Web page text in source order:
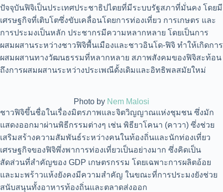
ปัจจุบันฟิจิเป็นประเทศประชาธิปไตยที่มีระบบรัฐสภาที่มั่นคง โดยมี
เศรษฐกิจที่เติบโตซึ่งขับเคลื่อนโดยการท่องเที่ยว การเกษตร และ
การประมงเป็นหลัก ประชากรมีความหลากหลาย โดยเป็นการ
ผสมผสานระหว่างชาวฟิจิพื้นเมืองและชาวอินโด-ฟิจิ ทำให้เกิดการ
ผสมผสานทางวัฒนธรรมที่หลากหลาย สภาพสังคมของฟิจิสะท้อน
ถึงการผสมผสานระหว่างประเพณีดั้งเดิมและอิทธิพลสมัยใหม่
Photo by Nem Malosi
ชาวฟิจิขึ้นชื่อในเรื่องมิตรภาพและจิตวิญญาณแห่งชุมชน ซึ่งมัก
แสดงออกมาผ่านพิธีกรรมต่างๆ เช่น พิธียาโคนา (คาวา) ซึ่งช่วย
เสริมสร้างความสัมพันธ์ระหว่างคนในท้องถิ่นและนักท่องเที่ยว
เศรษฐกิจของฟิจิพึ่งพาการท่องเที่ยวเป็นอย่างมาก ซึ่งคิดเป็น
สัดส่วนที่สำคัญของ GDP เกษตรกรรม โดยเฉพาะการผลิตอ้อย
และมะพร้าวแห้งยังคงมีความสำคัญ ในขณะที่การประมงยังช่วย
สนับสนุนทั้งอาหารท้องถิ่นและตลาดส่งออก